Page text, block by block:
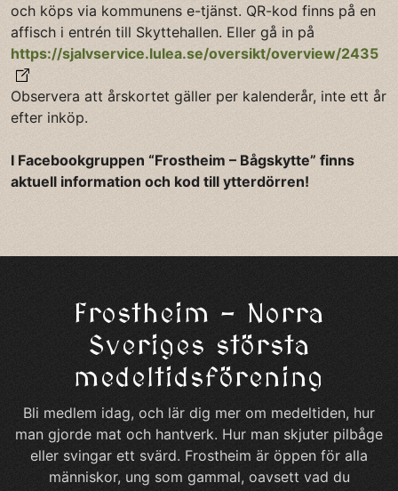
och köps via kommunens e-tjänst. QR-kod finns på en
affisch i entrén till Skyttehallen. Eller gå in på
https://sjalvservice.lulea.se/oversikt/overview/2435
Observera att årskortet gäller per kalenderår, inte ett år
efter inköp.
I Facebookgruppen “Frostheim – Bågskytte” finns
aktuell information och kod till ytterdörren!
Frostheim – Norra
Sveriges största
medeltidsförening
Bli medlem idag, och lär dig mer om medeltiden, hur
man gjorde mat och hantverk. Hur man skjuter pilbåge
eller svingar ett svärd. Frostheim är öppen för alla
människor, ung som gammal, oavsett vad du